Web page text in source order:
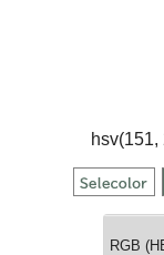
hsv(151,
RGB